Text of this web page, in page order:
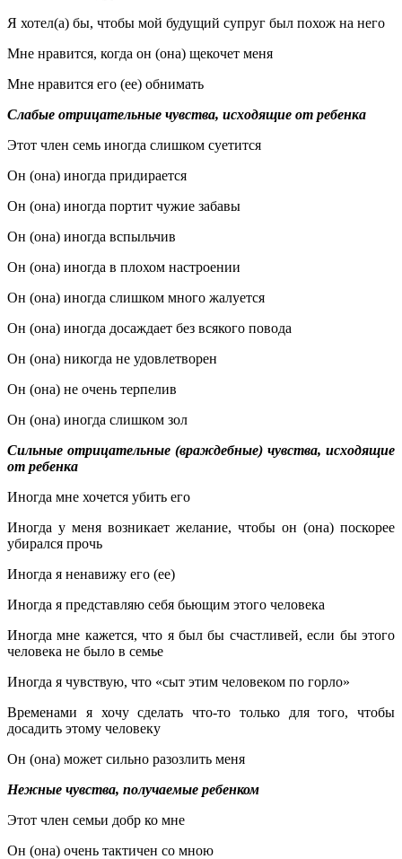
Я хотел(а) бы, чтобы мой будущий супруг был похож на него
Мне нравится, когда он (она) щекочет меня
Мне нравится его (ее) обнимать
Слабые отрицательные чувства, исходящие от ребенка
Этот член семь иногда слишком суетится
Он (она) иногда придирается
Он (она) иногда портит чужие забавы
Он (она) иногда вспыльчив
Он (она) иногда в плохом настроении
Он (она) иногда слишком много жалуется
Он (она) иногда досаждает без всякого повода
Он (она) никогда не удовлетворен
Он (она) не очень терпелив
Он (она) иногда слишком зол
Сильные отрицательные (враждебные) чувства, исходящие
от ребенка
Иногда мне хочется убить его
Иногда у меня возникает желание, чтобы он (она) поскорее
убирался прочь
Иногда я ненавижу его (ее)
Иногда я представляю себя бьющим этого человека
Иногда мне кажется, что я был бы счастливей, если бы этого
человека не было в семье
Иногда я чувствую, что «сыт этим человеком по горло»
Временами я хочу сделать что-то только для того, чтобы
досадить этому человеку
Он (она) может сильно разозлить меня
Нежные чувства, получаемые ребенком
Этот член семьи добр ко мне
Он (она) очень тактичен со мною